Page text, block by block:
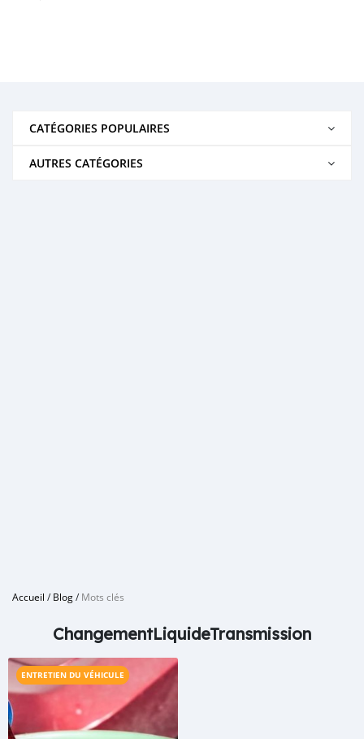
CATÉGORIES POPULAIRES
AUTRES CATÉGORIES
Accueil /Blog/Mots clés
ChangementLiquideTransmission
ENTRETIEN DU VÉHICULE